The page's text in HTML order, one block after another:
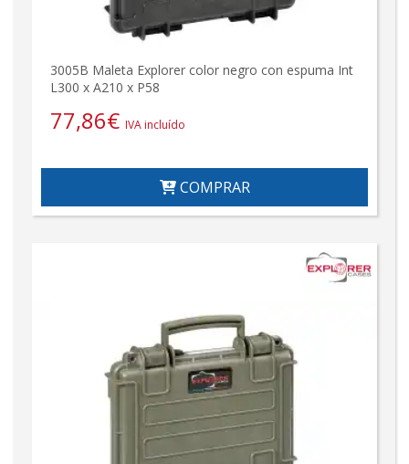
3005B Maleta Explorer color negro con espuma Int
L300 x A210 x P58
77,86€ IVA incluído
COMPRAR